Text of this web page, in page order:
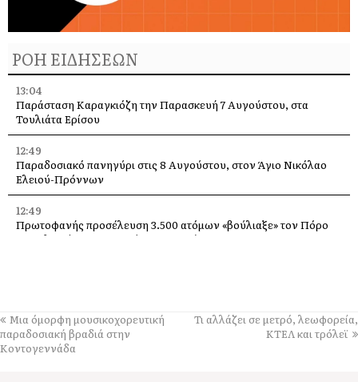
ΡΟΗ ΕΙΔΗΣΕΩΝ
13:04
Παράσταση Καραγκιόζη την Παρασκευή 7 Αυγούστου, στα
Τουλιάτα Ερίσου
12:49
Παραδοσιακό πανηγύρι στις 8 Αυγούστου, στον Άγιο Νικόλαο
Ελειού-Πρόννων
12:49
Πρωτοφανής προσέλευση 3.500 ατόμων «βούλιαξε» τον Πόρο
Κεφαλονιάς στο πανηγύρι του Σωτήρος!
12:24
Απόψε, ποιητική βραδιά από τον Πολιτιστικό Σύλλογο “Το
Πυργί”, στο Τσακαρισιάνο
Μια όμορφη μουσικοχορευτική
παραδοσιακή βραδιά στην
Κοντογεννάδα
Τι αλλάζει σε μετρό, λεωφορεία,
ΚΤΕΛ και τρόλεϊ